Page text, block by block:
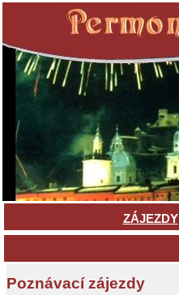
ZÁJEZDY
Poznávací zájezdy